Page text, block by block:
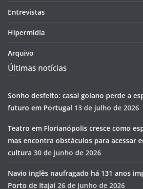
Entrevistas
Hipermídia
Arquivo
Últimas notícias
Sonho desfeito: casal goiano perde a
futuro em Portugal 13 de julho de 2026
Teatro em Florianópolis cresce como
mas encontra obstáculos para acessar
cultura 30 de junho de 2026
Navio inglês naufragado há 131 anos
Porto de Itajaí 26 de junho de 2026